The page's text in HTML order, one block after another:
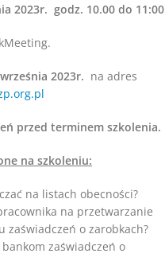
2023r. godz. 10.00 do 11:00
2023r. na adres
przed terminem szkolenia.
na szkoleniu:
na listach obecności?
na przetwarzanie
zaświadczeń o zarobkach?
zaświadczeń o